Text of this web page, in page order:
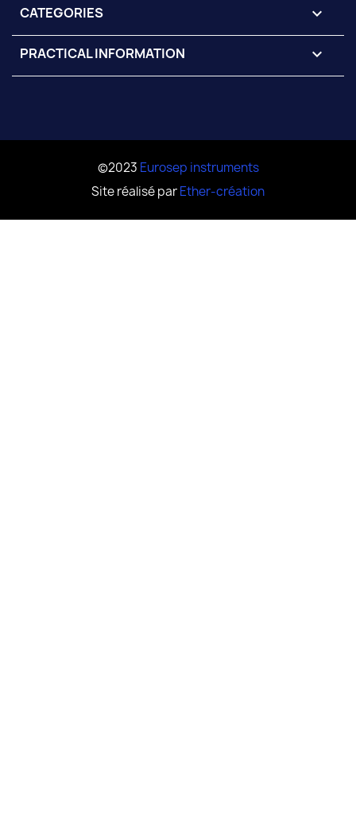
CATEGORIES 
PRACTICAL INFORMATION 
©2023 Eurosep instruments
Site réalisé parEther-création